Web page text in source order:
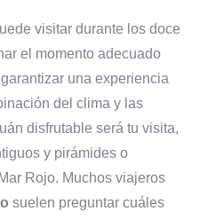
visitar durante los doce
el momento adecuado
una experiencia
del clima y las
disfrutable será tu visita,
y pirámides o
Rojo. Muchos viajeros
suelen preguntar cuáles